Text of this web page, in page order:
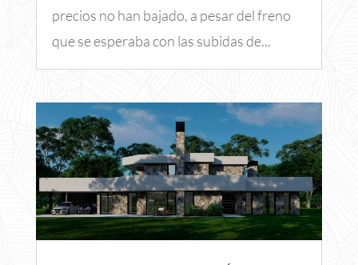
precios no han bajado, a pesar del freno
que se esperaba con las subidas de...